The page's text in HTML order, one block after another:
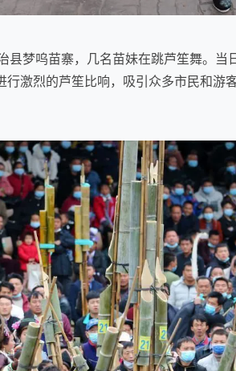
县梦呜苗寨，几名苗妹在跳芦笙舞。当
激烈的芦笙比响，吸引众多市民和游